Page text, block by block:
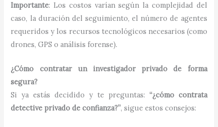
Importante: Los costos varían según la complejidad del
caso, la duración del seguimiento, el número de agentes
requeridos y los recursos tecnológicos necesarios (como
drones, GPS o análisis forense).
¿Cómo contratar un investigador privado de forma
segura?
Si ya estás decidido y te preguntas: “¿cómo contrata
detective privado de confianza?”, sigue estos consejos: